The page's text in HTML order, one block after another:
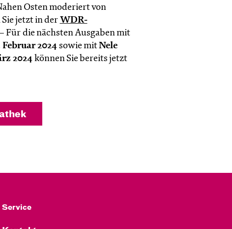
Osten moderiert von
jetzt in der WDR-
die nächsten Ausgaben mit
2024 sowie mitNele
2024 können Sie bereits jetzt
Service